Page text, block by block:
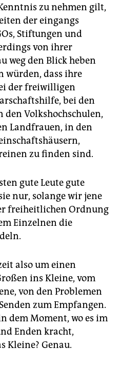
zu nehmen gilt,
der eingangs
Stiftungen und
von ihrer
weg den Blick heben
würden, dass ihre
der freiwilligen
bei den
Volkshochschulen,
Landfrauen, in den
zu finden sind.
gute Leute gute
nur, solange wir jene
freiheitlichen Ordnung
Einzelnen die
also um einen
ins Kleine, vom
von den Problemen
zum Empfangen.
dem Moment, wo es im
Enden kracht,
Kleine? Genau.